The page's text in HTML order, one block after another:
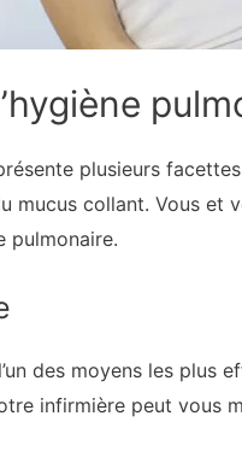
plusieurs
mucus collant. Vous et
pulmonaire.
des moyens les plus
infirmière peut vous